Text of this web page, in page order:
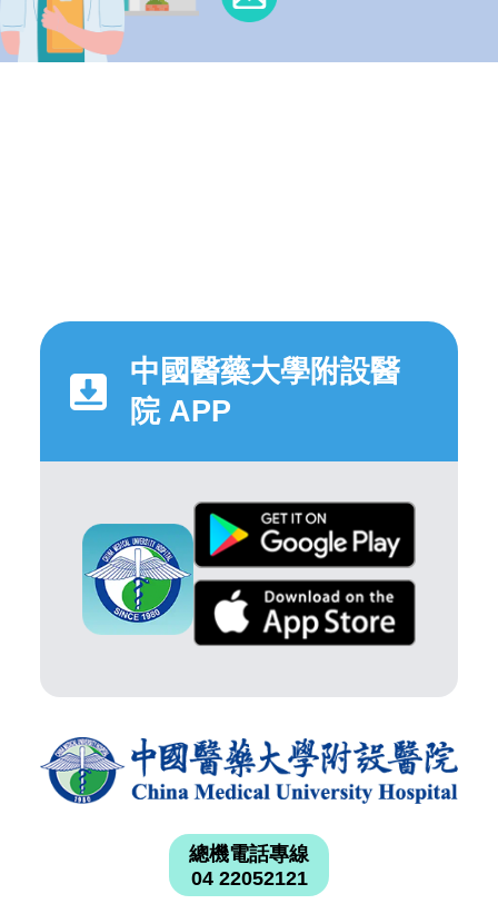
中國醫藥大學附設醫
院 APP
總機電話專線
04 22052121